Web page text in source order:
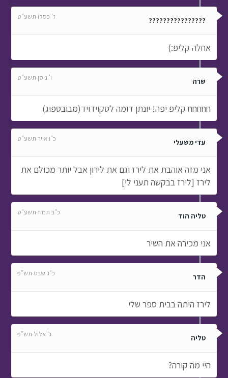
???????????????? ז' כסלו תשע"ט
אחלה קליפ:)
שרה ו' ניסן תשע"ט
חחחחח קליפ יפה! יונתן דומה לסקוידויד(מבובספוג)
עדי משעלי כ"ו אייר תשע"ט
אני מזה אוהבת את לירז וגם את לירון אבל יותר מכולם את
לירז [לירז בבקשה תעני לי]
טליה הוד כ"ב תמוז תשע"ט
אני מכירה את השיר
הדר כ"ג שבט תש"פ
לירז היתה בבית ספר שלי
טליה ג' אלול תש"פ
היי מה קורה?